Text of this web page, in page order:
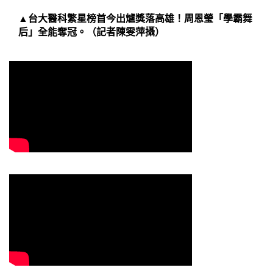
▲台大醫科繁星榜首今出爐獎落高雄！周恩瑩「學霸舞
后」全能奪冠。（記者陳雯萍攝）